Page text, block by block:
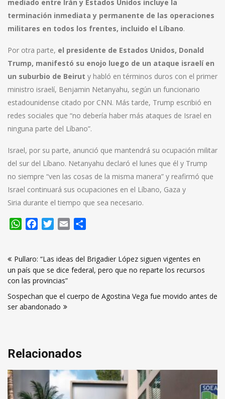
mediado entre Irán y Estados Unidos incluye la
terminación inmediata y permanente de las operaciones
militares en todos los frentes, incluido el Líbano.
Por otra parte, el presidente de Estados Unidos, Donald
Trump, manifestó su enojo luego de un ataque israelí en
un suburbio de Beirut y habló en términos duros con el primer
ministro israelí, Benjamin Netanyahu, según un funcionario
estadounidense citado por CNN. Más tarde, Trump escribió en
redes sociales que “no debería haber más ataques de Israel en
ninguna parte del Líbano”.
Israel, por su parte, anunció que mantendrá su ocupación militar
del sur del Líbano. Netanyahu declaró el lunes que él y Trump
no siempre “ven las cosas de la misma manera” y reafirmó que
Israel continuará sus ocupaciones en el Líbano, Gaza y
Siria durante el tiempo que sea necesario.
WhatsApp
FacebookTwitter
Email
de
entradas
Pullaro: “Las ideas del Brigadier López siguen vigentes en
un país que se dice federal, pero que no reparte los recursos
con las provincias”
Sospechan que el cuerpo de Agostina Vega fue movido antes de
ser abandonado
Relacionados